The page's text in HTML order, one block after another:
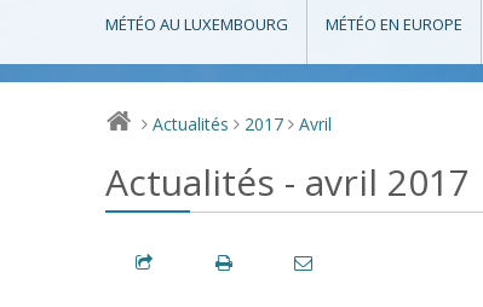
MÉTÉO AU LUXEMBOURG MÉTÉO EN EUROPE
> Actualités > 2017 > Avril
Actualités - avril 2017